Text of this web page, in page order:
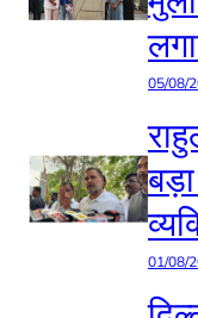
05/08/
01/08/